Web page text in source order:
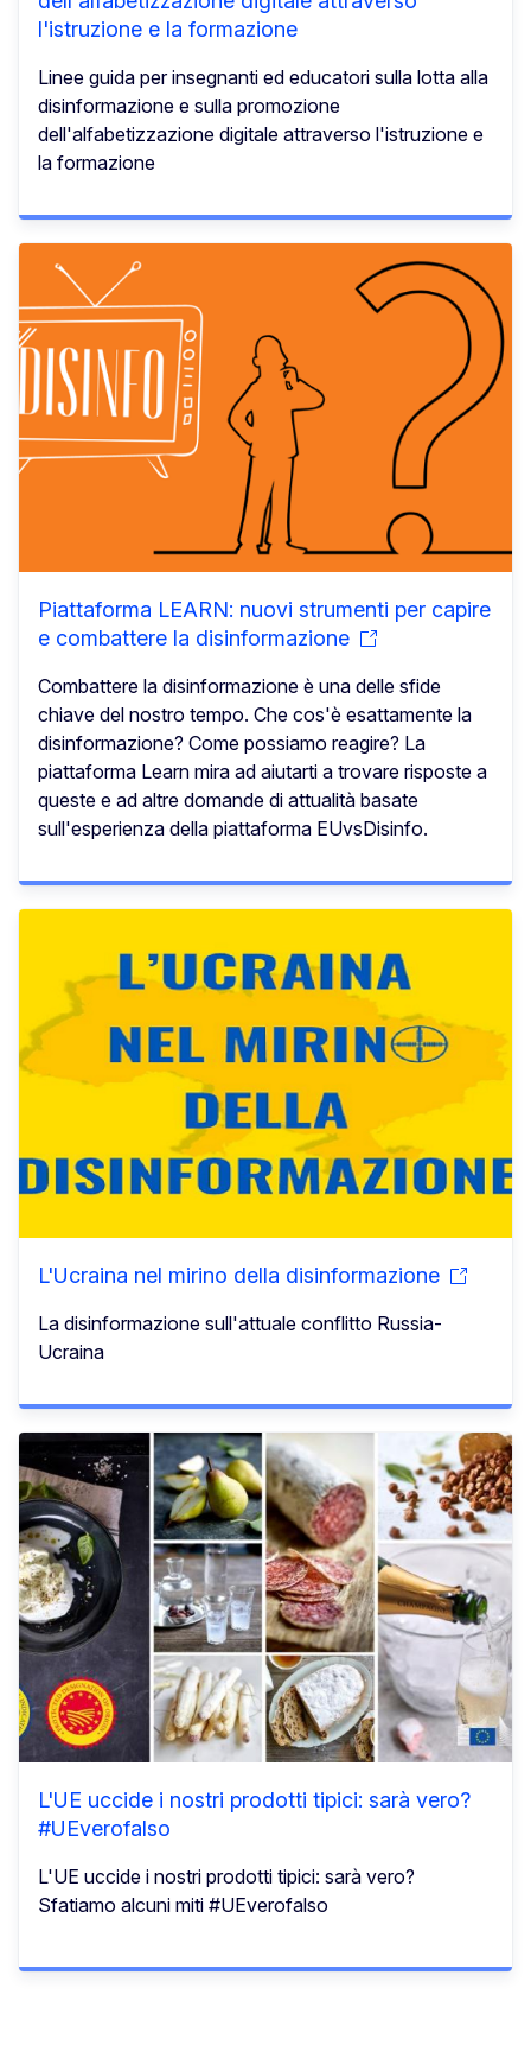
l'istruzione e la formazione
Linee guida per insegnanti ed educatori sulla lotta alla
disinformazione e sulla promozione
dell'alfabetizzazione digitale attraverso l'istruzione e
la formazione
Piattaforma LEARN: nuovi strumenti per capire
e combattere la disinformazione
Combattere la disinformazione è una delle sfide
chiave del nostro tempo. Che cos'è esattamente la
disinformazione? Come possiamo reagire? La
piattaforma Learn mira ad aiutarti a trovare risposte a
queste e ad altre domande di attualità basate
sull'esperienza della piattaforma EUvsDisinfo.
L'Ucraina nel mirino della disinformazione
La disinformazione sull'attuale conflitto Russia-
Ucraina
L'UE uccide i nostri prodotti tipici: sarà vero?
#UEverofalso
L'UE uccide i nostri prodotti tipici: sarà vero?
Sfatiamo alcuni miti #UEverofalso